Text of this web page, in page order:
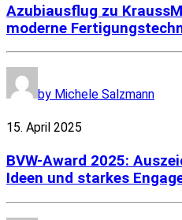
Azubiausflug zu
moderne
by Michele Salzmann
15. April 2025
BVW-Award 2025:
Ideen und starkes